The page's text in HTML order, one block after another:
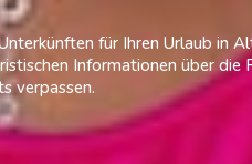
für Ihren Urlaub in
Informationen über die
verpassen.